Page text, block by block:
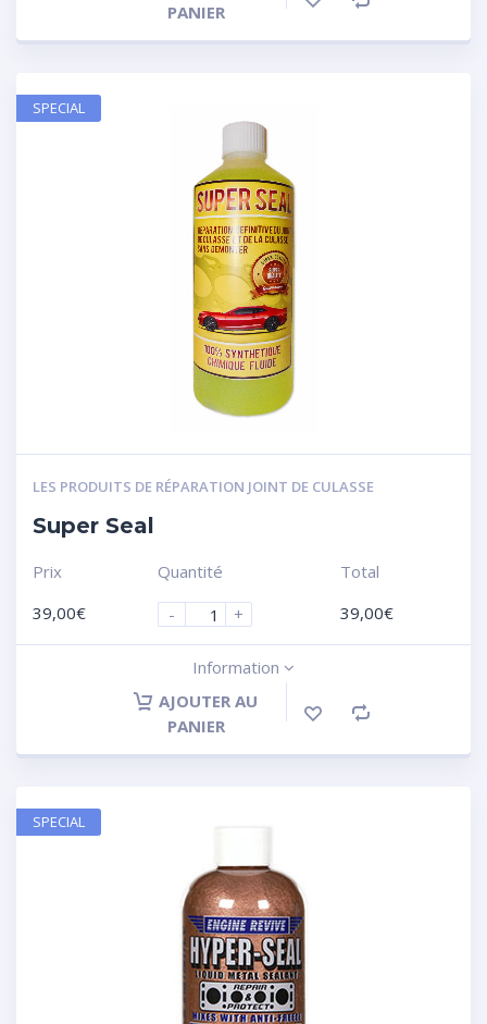
PANIER
LES PRODUITS DE RÉPARATION JOINT DE CULASSE
Super Seal
Prix
39,00€
Quantité
-
+
Total
39,00€
Information
AJOUTER AU
PANIER
SPECIAL
SPECIAL